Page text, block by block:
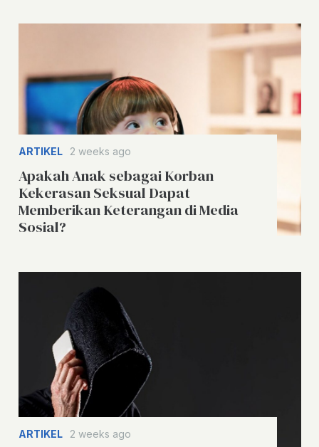
ARTIKEL 2 weeks ago
Apakah Anak sebagai Korban
Kekerasan Seksual Dapat
Memberikan Keterangan di Media
Sosial?
ARTIKEL 2 weeks ago